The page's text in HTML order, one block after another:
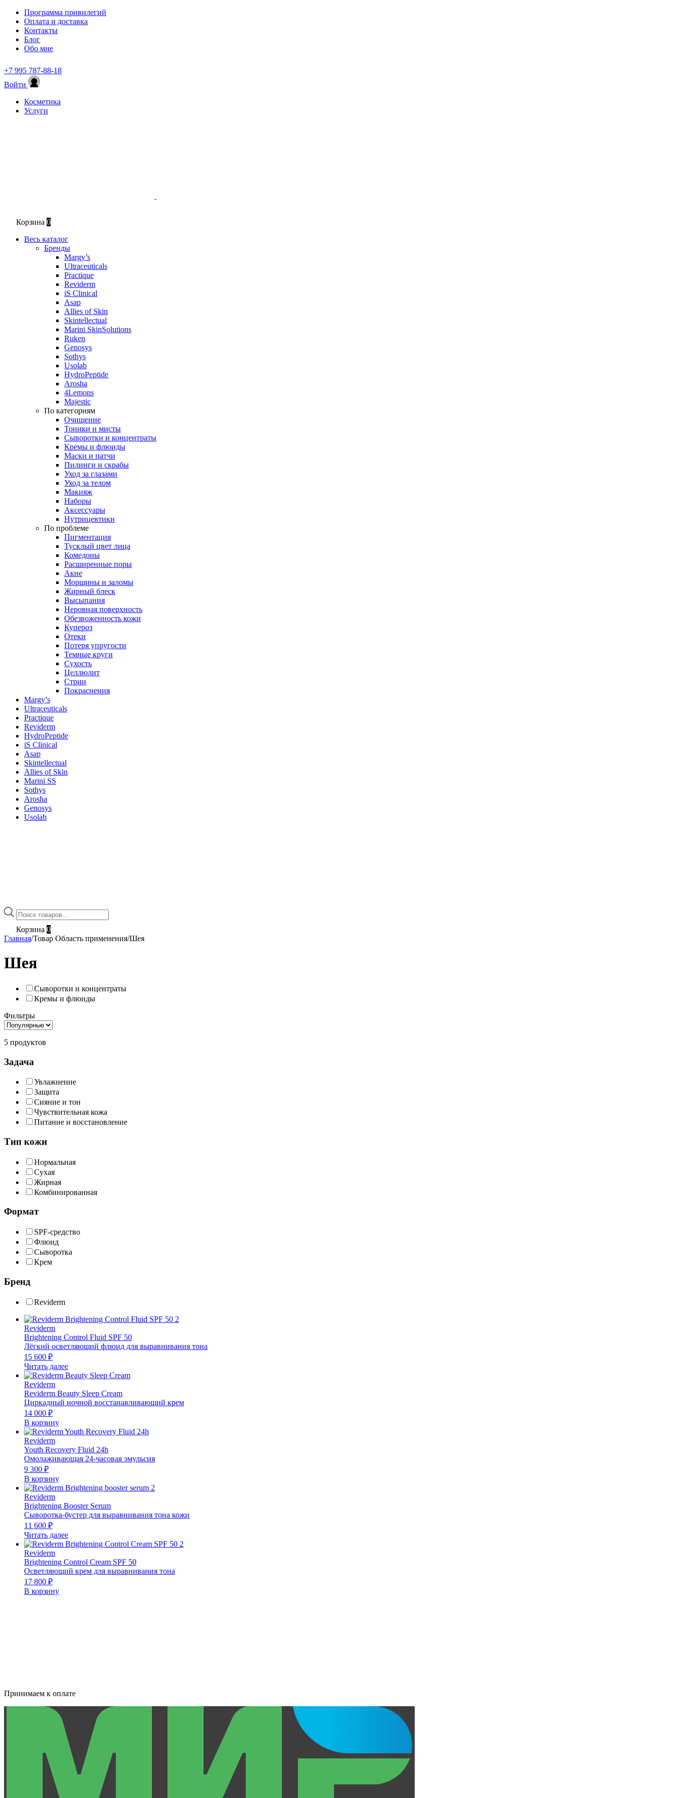
Программа привилегий
Оплата и доставка
Контакты
Блог
Обо мне
+7 995 787-88-18
Войти
Косметика
Услуги
Корзина 0
Весь каталог
Бренды
Margy’s
Ultraceuticals
Practique
Reviderm
iS Clinical
Asap
Allies of Skin
Skintellectual
Marini SkinSolutions
Ruken
Genosys
Sothys
Usolab
HydroPeptide
Arosha
4Lemons
Majestic
По категориям
Очищение
Тоники и мисты
Сыворотки и концентраты
Кремы и флюиды
Маски и патчи
Пилинги и скрабы
Уход за глазами
Уход за телом
Макияж
Наборы
Аксессуары
Нутрицевтики
По проблеме
Пигментация
Тусклый цвет лица
Комедоны
Расширенные поры
Акне
Морщины и заломы
Жирный блеск
Высыпания
Неровная поверхность
Обезвоженность кожи
Купероз
Отеки
Потеря упругости
Темные круги
Сухость
Целлюлит
Стрии
Покраснения
Margy’s
Ultraceuticals
Practique
Reviderm
HydroPeptide
iS Clinical
Asap
Skintellectual
Allies of Skin
Marini SS
Sothys
Arosha
Genosys
Usolab
Поиск
товаров
Корзина 0
Главная/Товар Область применения/Шея
Шея
Сыворотки и концентраты
Кремы и флюиды
Фильтры
5 продуктов
Задача
Увлажнение
Защита
Сияние и тон
Чувствительная кожа
Питание и восстановление
Тип кожи
Нормальная
Сухая
Жирная
Комбинированная
Формат
SPF-средство
Флюид
Сыворотка
Крем
Бренд
Reviderm
Reviderm
Brightening Control Fluid SPF 50
Лёгкий осветляющий флюид для выравнивания тона
15 600 ₽
Читать далее
Reviderm
Reviderm Beauty Sleep Cream
Циркадный ночной восстанавливающий крем
14 000 ₽
В корзину
Reviderm
Youth Recovery Fluid 24h
Омолаживающая 24-часовая эмульсия
9 300 ₽
В корзину
Reviderm
Brightening Booster Serum
Сыворотка-бустер для выравнивания тона кожи
11 600 ₽
Читать далее
Reviderm
Brightening Control Cream SPF 50
Осветляющий крем для выравнивания тона
17 800 ₽
В корзину
Принимаем к оплате